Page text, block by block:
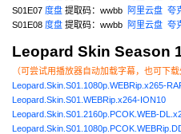
S01E07 度盘 提取码：wwbb 阿里云盘 夸
S01E08 度盘 提取码：wwbb 阿里云盘 夸
Leopard Skin Season
（可尝试用播放器自动加载字幕，也可下
Leopard.Skin.S01.1080p.WEBRip.x265-
Leopard.Skin.S01.WEBRip.x264-ION10
Leopard.Skin.S01.2160p.PCOK.WEB-